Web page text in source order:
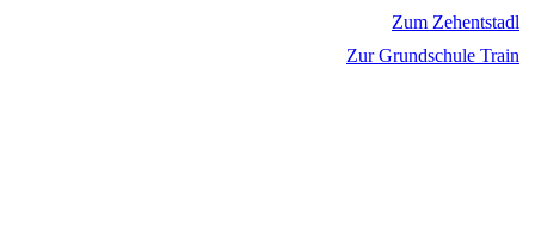
Zum Zehentstadl
Zur Grundschule Train